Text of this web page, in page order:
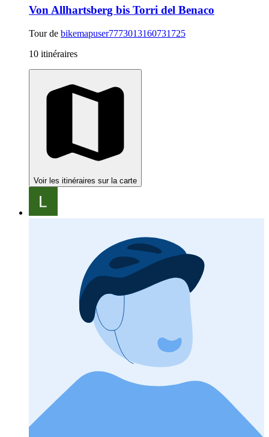
Von Allhartsberg bis Torri del Benaco
Tour de bikemapuser7773013160731725
10 itinéraires
Voir les itinéraires sur la carte